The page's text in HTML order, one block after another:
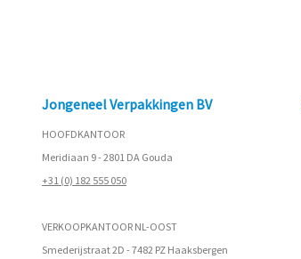
Jongeneel Verpakkingen BV
HOOFDKANTOOR
Meridiaan 9 - 2801 DA Gouda
+31 (0) 182 555 050
VERKOOPKANTOOR NL-OOST
Smederijstraat 2D - 7482 PZ Haaksbergen